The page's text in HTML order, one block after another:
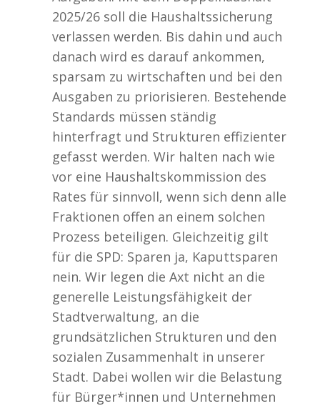
2025/26 soll die Haushaltssicherung
verlassen werden. Bis dahin und auch
danach wird es darauf ankommen,
sparsam zu wirtschaften und bei den
Ausgaben zu priorisieren. Bestehende
Standards müssen ständig
hinterfragt und Strukturen effizienter
gefasst werden. Wir halten nach wie
vor eine Haushaltskommission des
Rates für sinnvoll, wenn sich denn alle
Fraktionen offen an einem solchen
Prozess beteiligen. Gleichzeitig gilt
für die SPD: Sparen ja, Kaputtsparen
nein. Wir legen die Axt nicht an die
generelle Leistungsfähigkeit der
Stadtverwaltung, an die
grundsätzlichen Strukturen und den
sozialen Zusammenhalt in unserer
Stadt. Dabei wollen wir die Belastung
für Bürger*innen und Unternehmen